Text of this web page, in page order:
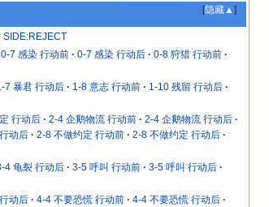
[隐藏▲ ]
SIDE:REJECT
0-7 感染 行动前 0-7 感染 行动后
0-8 狩猎 行动前
7 暴君 行动后 1-8 意志 行动前
1-10 残留 行动后
行动后 2-4 企鹅物流 行动前
2-4 企鹅物流 行动后
动后 2-8 不做约定 行动前
2-8 不做约定 行动后
4 龟裂 行动后 3-5 呼叫 行动前
3-5 呼叫 行动后
动后 4-4 不要恐慌 行动前
4-4 不要恐慌 行动后